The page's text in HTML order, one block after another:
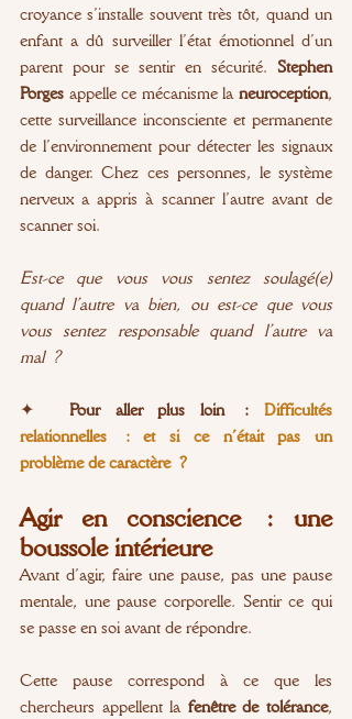
croyance s’installe souvent très tôt, quand un
enfant a dû surveiller l’état émotionnel d’un
parent pour se sentir en sécurité. Stephen
Porges appelle ce mécanisme la neuroception,
cette surveillance inconsciente et permanente
de l’environnement pour détecter les signaux
de danger. Chez ces personnes, le système
nerveux a appris à scanner l’autre avant de
scanner soi.
Est-ce que vous vous sentez soulagé(e)
quand l’autre va bien, ou est-ce que vous
vous sentez responsable quand l’autre va
mal ?
✦ Pour aller plus loin :
Difficultés
relationnelles : et si ce n’était pas un
problème de caractère ?
Agir en conscience : une
boussole intérieure
Avant d’agir, faire une pause, pas une pause
mentale, une pause corporelle. Sentir ce qui
se passe en soi avant de répondre.
Cette pause correspond à ce que les
chercheurs appellent la fenêtre de tolérance,